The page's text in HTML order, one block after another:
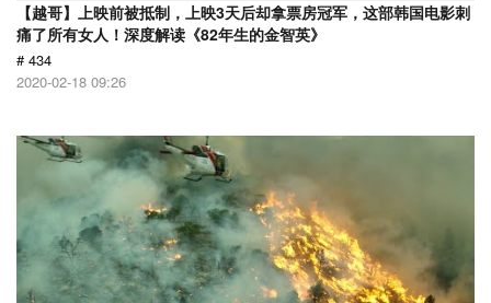
【越哥】上映前被抵制，上映3天后却拿票房冠军，这部韩国电影刺
痛了所有女人！深度解读《82年生的金智英》
# 434
2020-02-18 09:26